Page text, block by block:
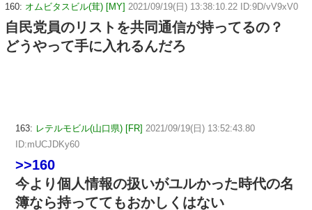
160: オムビタスビル(茸) [MY] 2021/09/19(日) 13:38:10.22 ID:9D/vV9xV0
自民党員のリストを共同通信が持ってるの？
どうやって手に入れるんだろ
163: レテルモビル(山口県) [FR] 2021/09/19(日) 13:52:43.80
ID:mUCJDKy60
>>160
今より個人情報の扱いがユルかった時代の名
簿なら持っててもおかしくはない